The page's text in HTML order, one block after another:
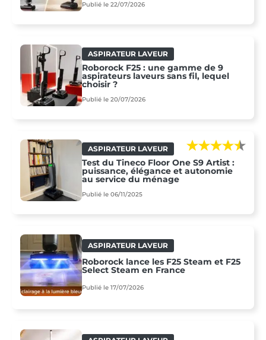
Publié le 22/07/2026
ASPIRATEUR LAVEUR
Roborock F25 : une gamme de 9
aspirateurs laveurs sans fil, lequel
choisir ?
Publié le 20/07/2026
ASPIRATEUR LAVEUR
Test du Tineco Floor One S9 Artist :
puissance, élégance et autonomie
au service du ménage
Publié le 06/11/2025
ASPIRATEUR LAVEUR
Roborock lance les F25 Steam et F25
Select Steam en France
Publié le 17/07/2026